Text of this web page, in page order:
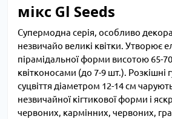
мікс Gl Seeds
Супермодна серія, особливо
незвичайо великі квітки. Утворює
пірамідальної форми висотою 65-
квітконосами (до 7-9 шт.). Розкішні
суцвіття діаметром 12-14 см
незвичайної кігтикової форми і
червоних, кармінних, червоних,